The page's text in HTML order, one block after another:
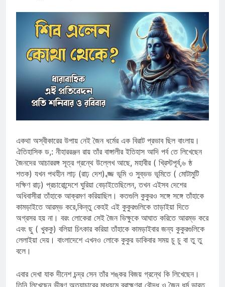
একথা অস্বীকারের উপায় নেই জৈন ধর্মের এক বিরাট প্রভাব ছিল বাংলায়।
ঐতিহাসিক ড,: নীহাররঞ্জন রায় তাঁর বাঙ্গালীর ইতিহাস আদি পর্ব তে লিখেছেন
জৈনদের আচাররঙ্গ সূত্র গ্রন্থে উল্লেখ আছে, মহাবীর ( খ্রিস্টপূর্ব,৬ ষ্ঠ
শতক) যখন পথহীন লাঢ় (রাঢ় দেশ) ব্জ্জ ভূমি ও সুব্ভভ ভূমিতে ( মোটামুটি
দক্ষিণ রাঢ়) প্রচারোন্দেশে ঘুরিয়া বেড়াইতেছিলেন, তখন এইসব দেশের
অধিবাসীরা তাঁহাকে আক্রমণ করিয়াছিল। কতগুলি কুকুরও সঙ্গে সঙ্গে তাঁহাকে
কামড়াইতে আরম্ভ করে,কিন্তু কেহই এই কুকুরগুলিকে তাড়াইয়া দিতে
অগ্রসর হয় না। বরং লোকেরা সেই জৈন ভিক্ষুকে আঘাত করিতে আরম্ভ করে
এবং ছু ( খুককু) বলিয়া চিৎকার করিয়া তাঁহাকে কামড়াইবার জন্য কুকুরগুলিকে
লেলাইয়া দেয়। বাংলাদেশে এখনও লোকে কুকুর ডাকিবার সময় চু চু বা তু তু
বলে।
এবার দেখা যাক দীনেশ চন্দ্র সেন তাঁর শঙ্কর বিজয় গ্রন্থে কি লিখেছেন।
তিনি লিখেছেন ভীষণ অত্যাচারের মাধ্যমে ব্রাহ্মণরা বৌদ্ধ ও জৈন ধর্ম ভারত